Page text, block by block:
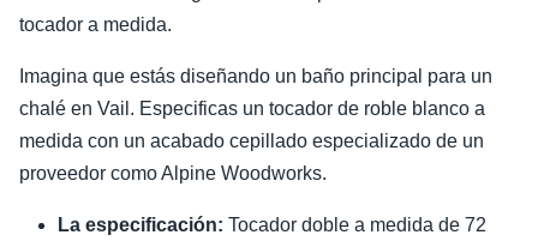
tocador a medida.
Imagina que estás diseñando un baño principal para un
chalé en Vail. Especificas un tocador de roble blanco a
medida con un acabado cepillado especializado de un
proveedor como Alpine Woodworks.
La especificación: Tocador doble a medida de 72